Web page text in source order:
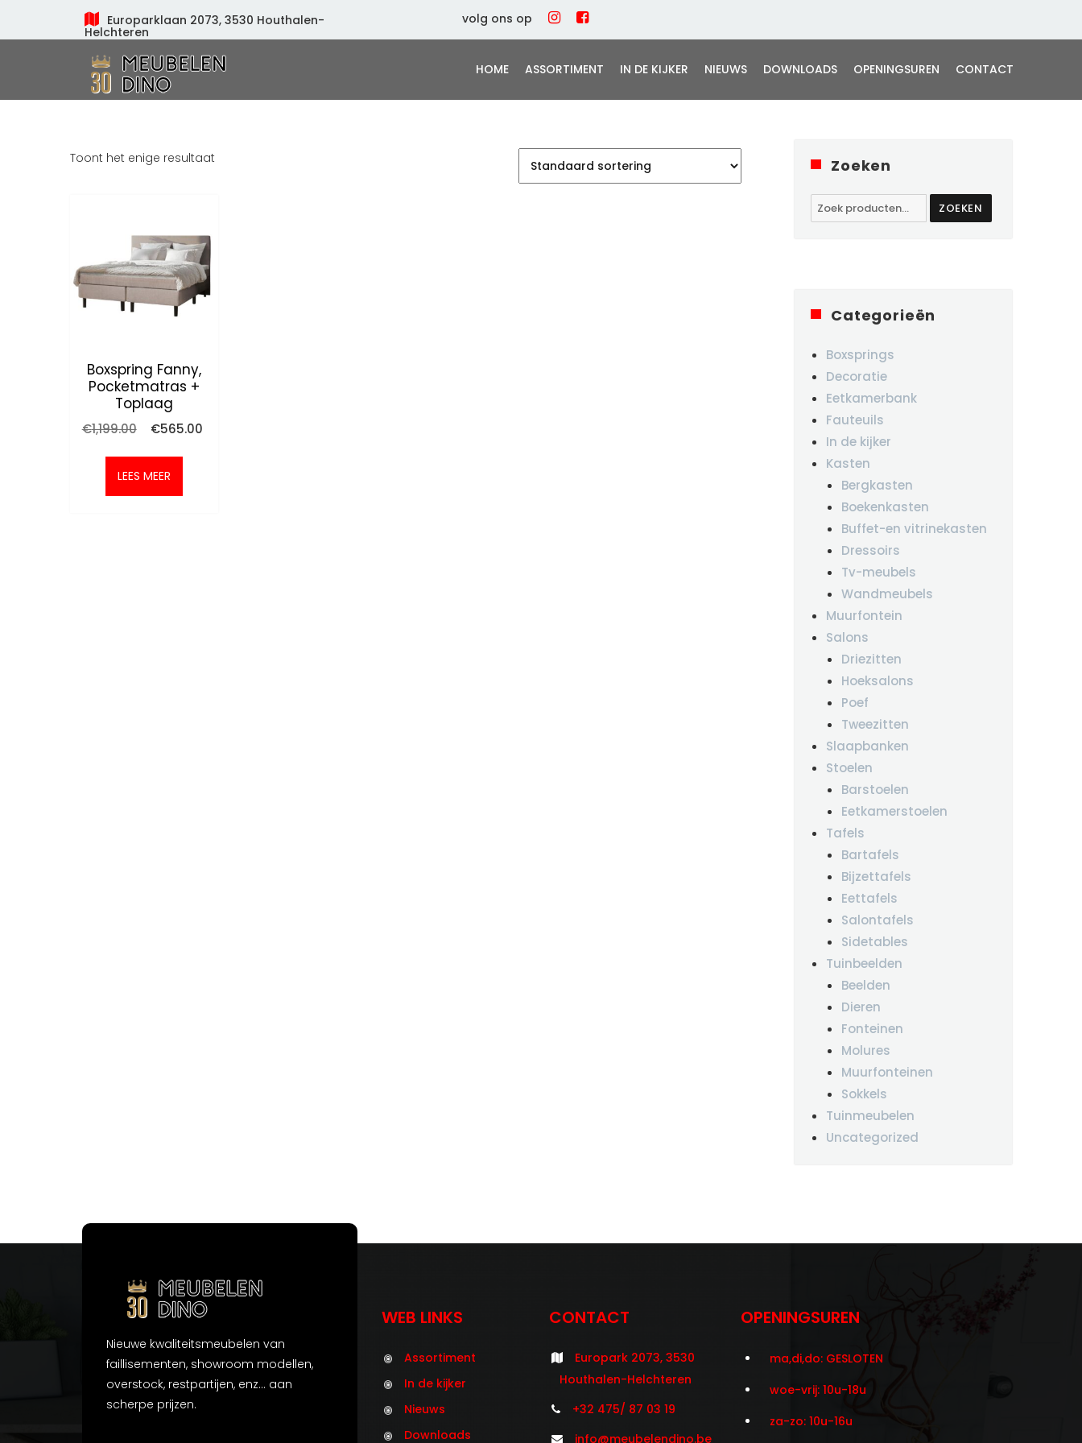
Europarklaan 2073, 3530 Houthalen-
Helchteren
volg ons op
HOME ASSORTIMENT IN DE KIJKER NIEUWS DOWNLOADS OPENINGSUREN CONTACT
Toont het enige resultaat
Boxspring Fanny,
Pocketmatras +
Toplaag
€1,199.00
Oorspronkelijke
was:
€1,199.00.
€565.00
LEES MEER
Zoeken
Zoeken
naar:
ZOEKEN
Categorieën
Boxsprings
Decoratie
Eetkamerbank
Fauteuils
In de kijker
Kasten
Bergkasten
Boekenkasten
Buffet-en vitrinekasten
Dressoirs
Tv-meubels
Wandmeubels
Muurfontein
Salons
Driezitten
Hoeksalons
Poef
Tweezitten
Slaapbanken
Stoelen
Barstoelen
Eetkamerstoelen
Tafels
Bartafels
Bijzettafels
Eettafels
Salontafels
Sidetables
Tuinbeelden
Beelden
Dieren
Fonteinen
Molures
Muurfonteinen
Sokkels
Tuinmeubelen
Uncategorized
Nieuwe kwaliteitsmeubelen van
faillisementen, showroom modellen,
overstock, restpartijen, enz... aan
scherpe prijzen.
WEB LINKS
Assortiment
In de kijker
Nieuws
Downloads
CONTACT
Europark 2073, 3530
Houthalen-Helchteren
+32 475/ 87 03 19
info@meubelendino.be
OPENINGSUREN
ma,di,do: GESLOTEN
woe-vrij: 10u-18u
za-zo: 10u-16u